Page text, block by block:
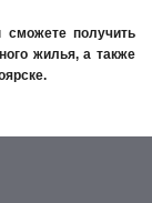
получить
жилья, а также
.